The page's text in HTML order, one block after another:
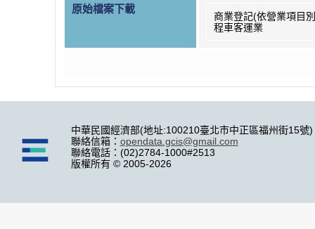
原始檔案下載
商業登記(依營業項目
程車客運業
中華民國經濟部(地址:100210臺北市中正區福州街15號)
聯絡信箱： opendata.gcis@gmail.com
聯絡電話：(02)2784-1000#2513
版權所有 © 2005-2026